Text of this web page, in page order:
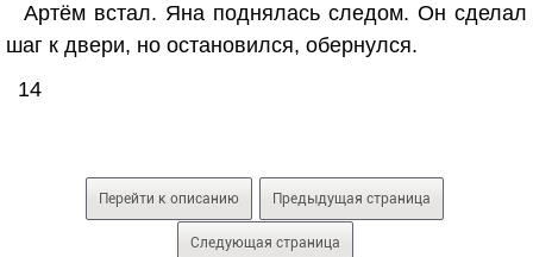
Артём встал. Яна поднялась следом. Он сделал
шаг к двери, но остановился, обернулся.
14
Перейти к описанию Предыдущая страница
Следующая страница